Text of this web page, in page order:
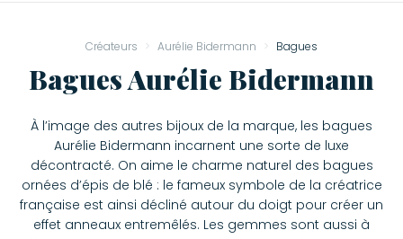
Créateurs Aurélie Bidermann Bagues
Bagues Aurélie Bidermann
À l’image des autres bijoux de la marque, les bagues
Aurélie Bidermann incarnent une sorte de luxe
décontracté. On aime le charme naturel des bagues
ornées d’épis de blé : le fameux symbole de la créatrice
française est ainsi décliné autour du doigt pour créer un
effet anneaux entremêlés. Les gemmes sont aussi à